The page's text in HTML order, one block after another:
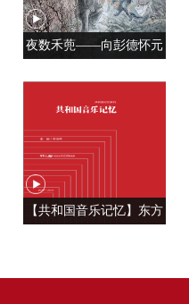
夜数禾蔸——向彭德怀元
【共和国音乐记忆】东方